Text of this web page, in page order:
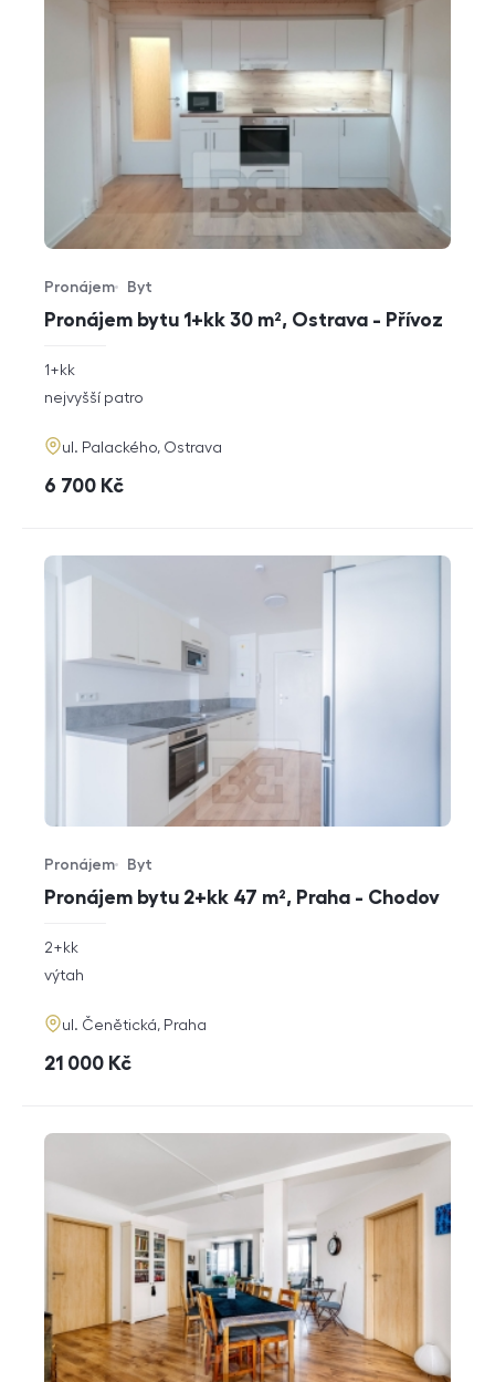
Pronájem bytu 1+kk 30 m², Ostrava - Přívoz
Typ nabídky
Pronájem
Typ nemovitosti
Byt
rozměry
dispozice
1+kk
funkce
nejvyšší patro
adresa
ul. Palackého, Ostrava
cena
6 700 Kč
Pronájem bytu 2+kk 47 m², Praha - Chodov
Typ nabídky
Pronájem
Typ nemovitosti
Byt
rozměry
2+kk
funkce
výtah
adresa
ul. Čenětická, Praha
cena
21 000 Kč